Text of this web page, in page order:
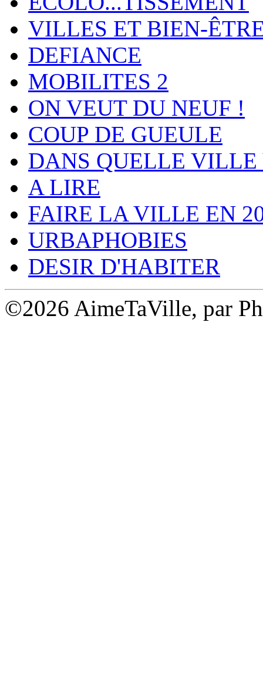
VILLES ET BIEN-
DEFIANCE
MOBILITES 2
ON VEUT DU NEUF !
COUP DE GUEULE
DANS QUELLE
A LIRE
FAIRE LA VILLE EN
URBAPHOBIES
DESIR D'HABITER
©2026 AimeTaVille, par